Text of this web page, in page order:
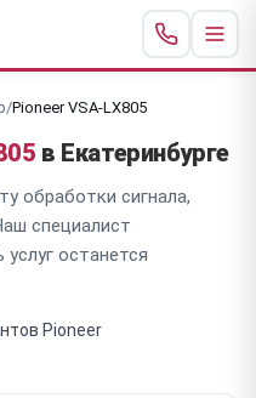
/Pioneer VSA-LX805
в Екатеринбурге
обработки сигнала,
специалист
останется
Pioneer